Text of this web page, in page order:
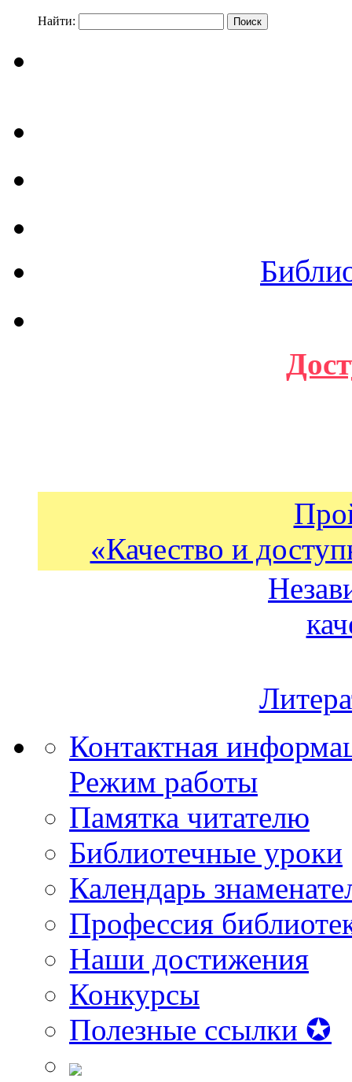
Найти:
«Качество и
Контактная
Режим работы
Памятка читателю
Библиотечные уроки
Календарь
Профессия
Наши достижения
Конкурсы
Полезные ссылки ✪